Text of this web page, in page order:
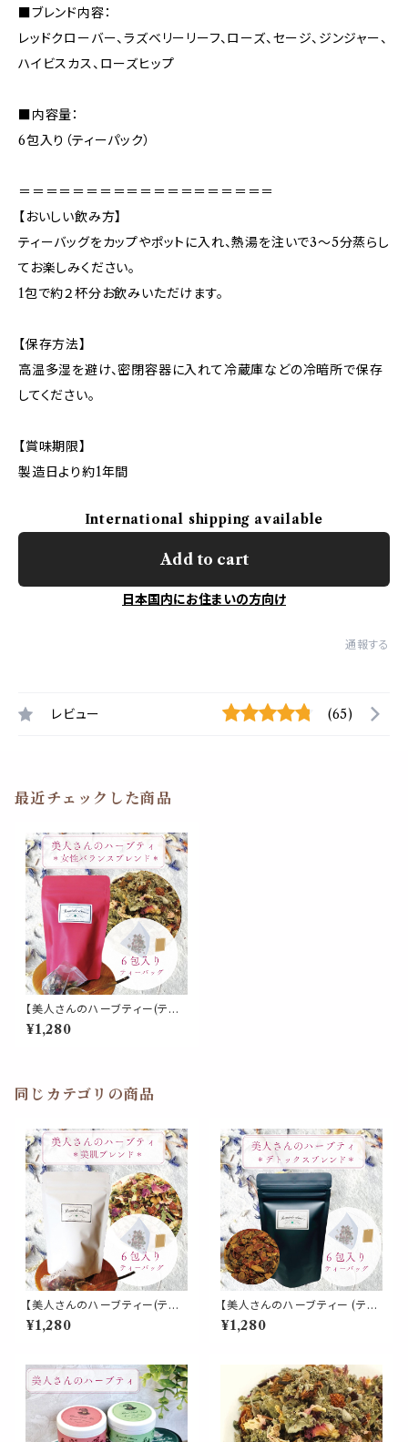
■ブレンド内容：
レッドクローバー、ラズベリーリーフ、ローズ、セージ、ジンジャー、
ハイビスカス、ローズヒップ
■内容量：
6包入り（ティーパック）
＝＝＝＝＝＝＝＝＝＝＝＝＝＝＝＝＝＝＝
【おいしい飲み方】
ティーバッグをカップやポットに入れ、熱湯を注いで3〜5分蒸らし
てお楽しみください。
1包で約２杯分お飲みいただけます。
【保存方法】
高温多湿を避け、密閉容器に入れて冷蔵庫などの冷暗所で保存
してください。
【賞味期限】
製造日より約1年間
International shipping available
Add to cart
日本国内にお住まいの方向け
通報する
レビュー (65)
最近チェックした商品
【美人さんのハーブティー(ティ
ーパック)】《女性バランス ブレン
ド》6包入 ティーバッグ レッドク
酸味 スッキリ お茶 パウチ 携帯
習慣 デイリー
¥1,280
同じカテゴリの商品
【美人さんのハーブティー(ティ
ーパック)】《美肌 ブレンド》6包
入 ティーバッグ ローズヒップ ロ
パウチ 女性 フルーティー お茶
携帯 パウチ 習慣 デイリー
¥1,280
【美人さんのハーブティー (ティ
ーパック)】《デトックス ブレンド》
6包入 ティーバッグ ダンデライ
イバー コーヒー 毒素 パウチ 携
帯 習慣 デイリー
¥1,280